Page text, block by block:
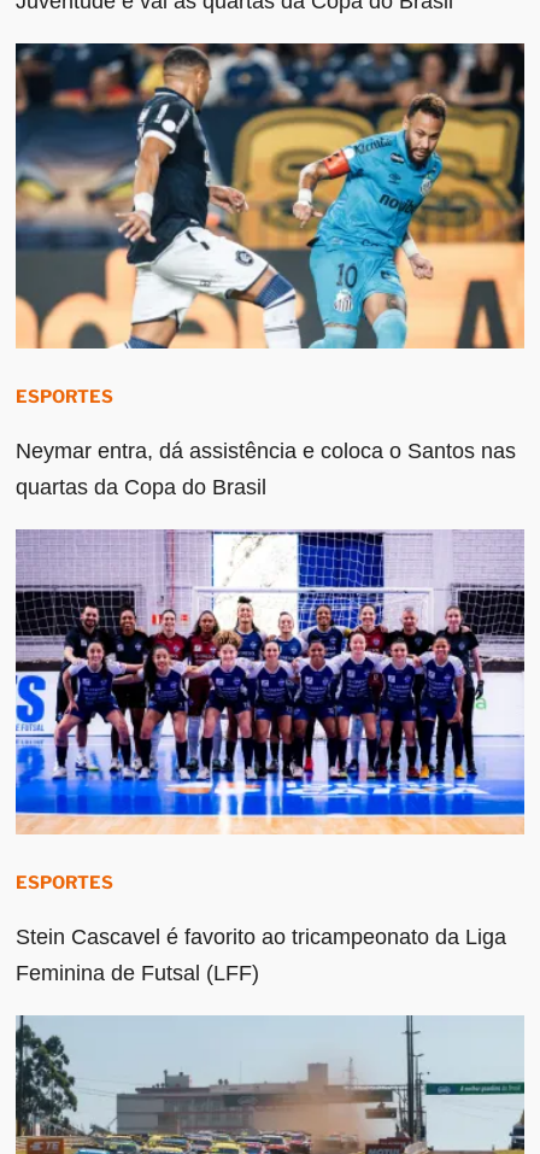
ESPORTES
Neymar entra, dá assistência e coloca o Santos nas
quartas da Copa do Brasil
ESPORTES
Stein Cascavel é favorito ao tricampeonato da Liga
Feminina de Futsal (LFF)